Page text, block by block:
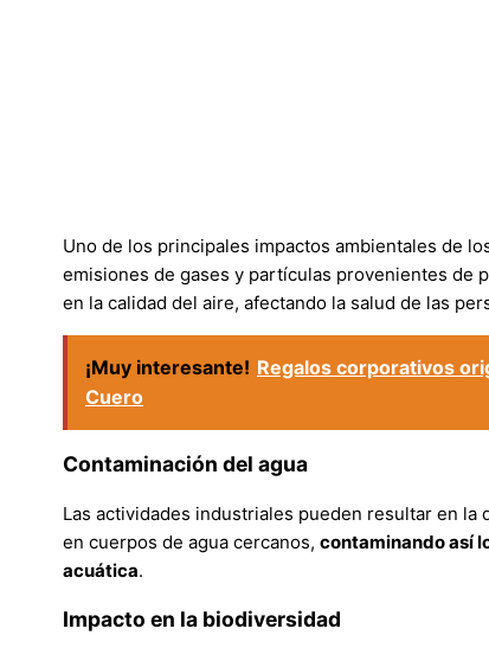
Uno de los principales impactos ambientales de
emisiones de gases y partículas provenientes de
en la calidad del aire, afectando la salud de las
¡Muy interesante! Regalos corporativos
Cuero
Contaminación del agua
Las actividades industriales pueden resultar en
en cuerpos de agua cercanos, contaminando así
acuática.
Impacto en la biodiversidad